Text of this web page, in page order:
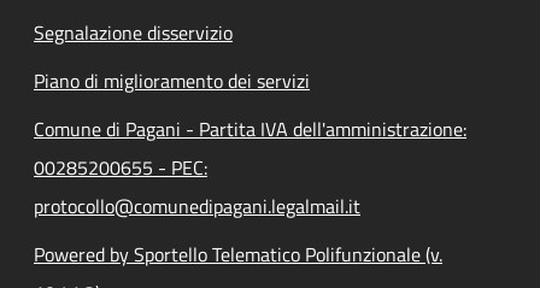
Segnalazione disservizio
Piano di miglioramento dei servizi
Comune di Pagani - Partita IVA dell'amministrazione:
00285200655 - PEC:
protocollo@comunedipagani.legalmail.it
Powered by Sportello Telematico Polifunzionale (v.